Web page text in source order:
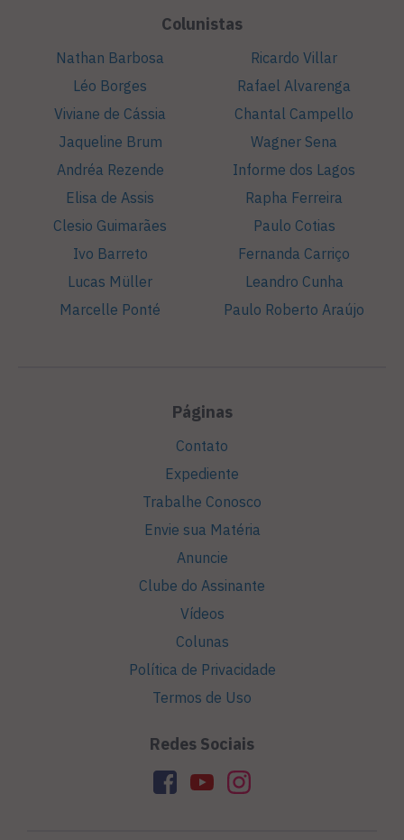
Colunistas
Nathan Barbosa
Léo Borges
Viviane de Cássia
Jaqueline Brum
Andréa Rezende
Elisa de Assis
Clesio Guimarães
Ivo Barreto
Lucas Müller
Marcelle Ponté
Ricardo Villar
Rafael Alvarenga
Chantal Campello
Wagner Sena
Informe dos Lagos
Rapha Ferreira
Paulo Cotias
Fernanda Carriço
Leandro Cunha
Paulo Roberto Araújo
Páginas
Contato
Expediente
Trabalhe Conosco
Envie sua Matéria
Anuncie
Clube do Assinante
Vídeos
Colunas
Política de Privacidade
Termos de Uso
Redes Sociais